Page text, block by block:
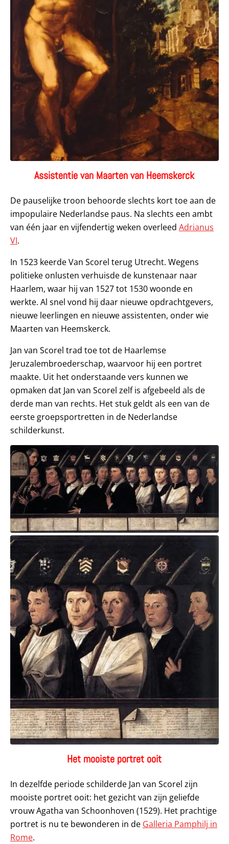
Assistentie van Maarten van Heemskerck
De pauselijke troon behoorde slechts kort toe aan de
impopulaire Nederlandse paus. Na slechts een ambt
van één jaar en vijfendertig weken overleed Adrianus
VI.
In 1523 keerde Van Scorel terug Utrecht. Wegens
politieke onlusten verhuisde de kunstenaar naar
Haarlem, waar hij van 1527 tot 1530 woonde en
werkte. Al snel vond hij daar nieuwe opdrachtgevers,
nieuwe leerlingen en nieuwe assistenten, onder wie
Maarten van Heemskerck.
Jan van Scorel trad toe tot de Haarlemse
Jeruzalembroederschap, waarvoor hij een portret
maakte. Uit het onderstaande vers kunnen we
opmaken dat Jan van Scorel zelf is afgebeeld als de
derde man van rechts. Het stuk geldt als een van de
eerste groepsportretten in de Nederlandse
schilderkunst.
Het mooiste portret ooit
In dezelfde periode schilderde Jan van Scorel zijn
mooiste portret ooit: het gezicht van zijn geliefde
vrouw Agatha van Schoonhoven (1529). Het prachtige
portret is nu te bewonderen in de Galleria Pamphilj in
Rome.